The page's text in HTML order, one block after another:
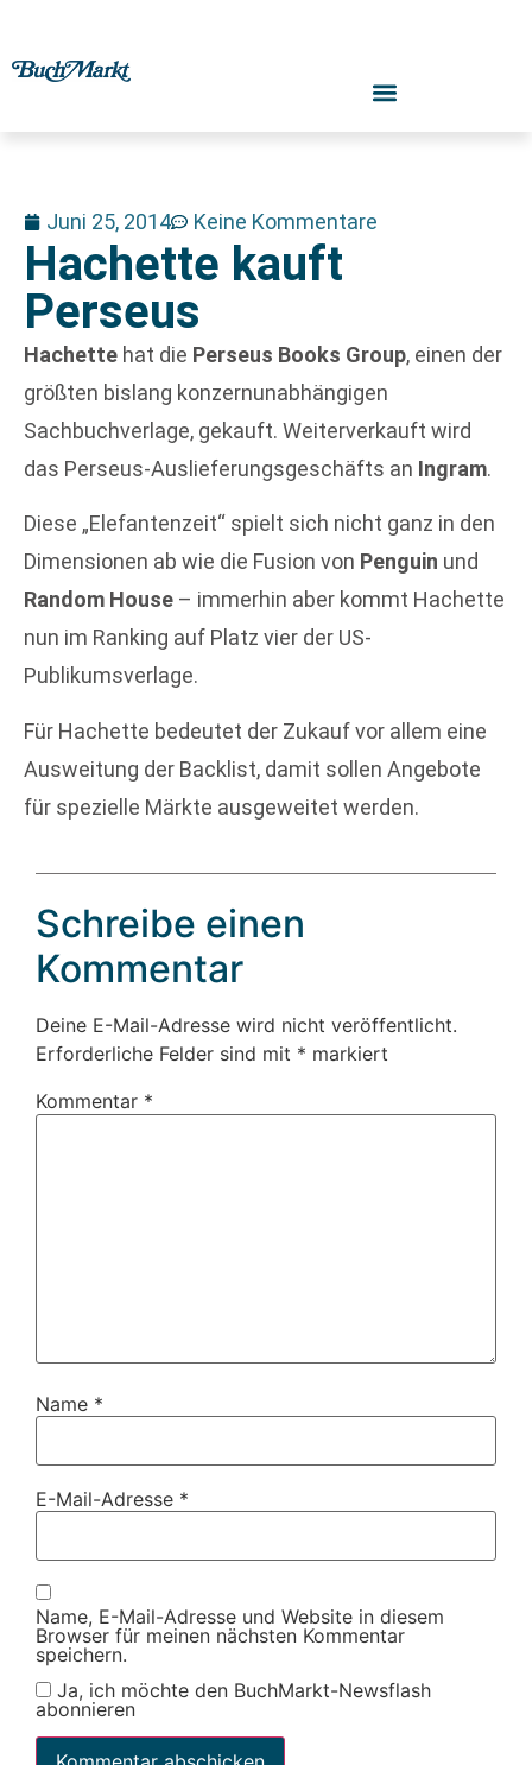
Juni 25, 2014 Keine Kommentare
Hachette kauft
Perseus
Hachette hat die Perseus Books Group, einen der
größten bislang konzernunabhängigen
Sachbuchverlage, gekauft. Weiterverkauft wird
das Perseus-Auslieferungsgeschäfts an Ingram.
Diese „Elefantenzeit“ spielt sich nicht ganz in den
Dimensionen ab wie die Fusion von Penguin und
Random House – immerhin aber kommt Hachette
nun im Ranking auf Platz vier der US-
Publikumsverlage.
Für Hachette bedeutet der Zukauf vor allem eine
Ausweitung der Backlist, damit sollen Angebote
für spezielle Märkte ausgeweitet werden.
Schreibe einen
Kommentar
Deine E-Mail-Adresse wird nicht veröffentlicht.
Erforderliche Felder sind mit * markiert
Kommentar *
Name *
E-Mail-Adresse *
Name, E-Mail-Adresse und Website in diesem
Browser für meinen nächsten Kommentar
speichern.
Ja, ich möchte den BuchMarkt-Newsflash
abonnieren